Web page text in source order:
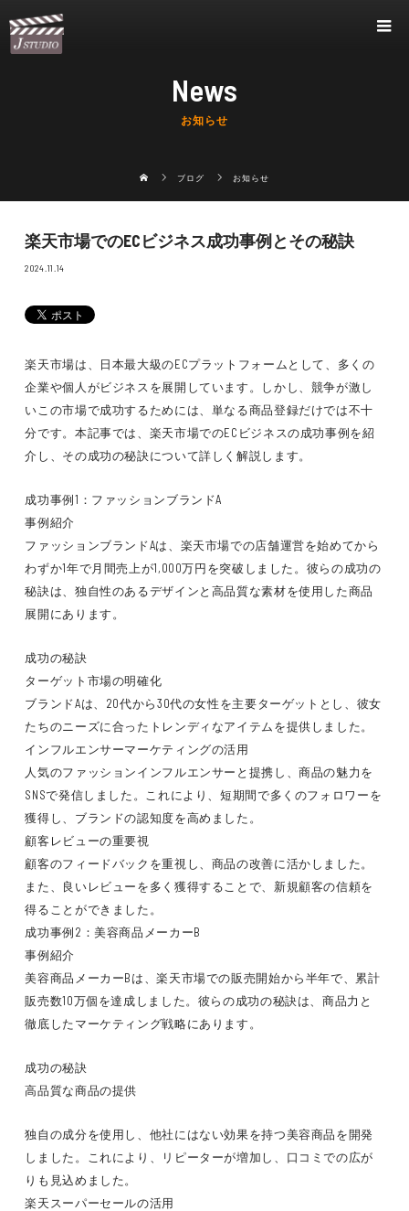
News
お知らせ
ブログ お知らせ
楽天市場でのECビジネス成功事例とその秘訣
2024.11.14
楽天市場は、日本最大級のECプラットフォームとして、多くの
企業や個人がビジネスを展開しています。しかし、競争が激し
いこの市場で成功するためには、単なる商品登録だけでは不十
分です。本記事では、楽天市場でのECビジネスの成功事例を紹
介し、その成功の秘訣について詳しく解説します。
成功事例1：ファッションブランドA
事例紹介
ファッションブランドAは、楽天市場での店舗運営を始めてから
わずか1年で月間売上が1,000万円を突破しました。彼らの成功の
秘訣は、独自性のあるデザインと高品質な素材を使用した商品
展開にあります。
成功の秘訣
ターゲット市場の明確化
ブランドAは、20代から30代の女性を主要ターゲットとし、彼女
たちのニーズに合ったトレンディなアイテムを提供しました。
インフルエンサーマーケティングの活用
人気のファッションインフルエンサーと提携し、商品の魅力を
SNSで発信しました。これにより、短期間で多くのフォロワーを
獲得し、ブランドの認知度を高めました。
顧客レビューの重要視
顧客のフィードバックを重視し、商品の改善に活かしました。
また、良いレビューを多く獲得することで、新規顧客の信頼を
得ることができました。
成功事例2：美容商品メーカーB
事例紹介
美容商品メーカーBは、楽天市場での販売開始から半年で、累計
販売数10万個を達成しました。彼らの成功の秘訣は、商品力と
徹底したマーケティング戦略にあります。
成功の秘訣
高品質な商品の提供
独自の成分を使用し、他社にはない効果を持つ美容商品を開発
しました。これにより、リピーターが増加し、口コミでの広が
りも見込めました。
楽天スーパーセールの活用